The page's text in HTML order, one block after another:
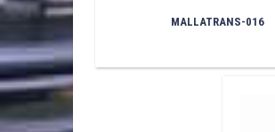
MALLATRANS-016